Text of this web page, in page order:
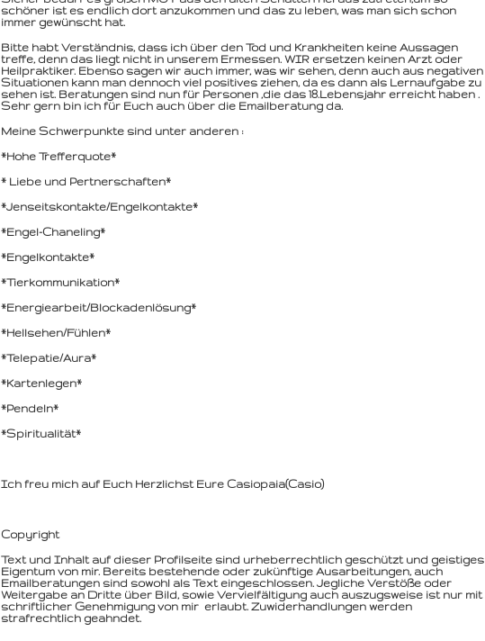
schöner ist es endlich dort anzukommen und das zu leben, was man sich schon
immer gewünscht hat.
Bitte habt Verständnis, dass ich über den Tod und Krankheiten keine Aussagen
treffe, denn das liegt nicht in unserem Ermessen. WIR ersetzen keinen Arzt oder
Heilpraktiker. Ebenso sagen wir auch immer, was wir sehen, denn auch aus negativen
Situationen kann man dennoch viel positives ziehen, da es dann als Lernaufgabe zu
sehen ist. Beratungen sind nun für Personen ,die das 18.Lebensjahr erreicht haben .
Sehr gern bin ich für Euch auch über die Emailberatung da.
Meine Schwerpunkte sind unter anderen :
*Hohe Trefferquote*
* Liebe und Pertnerschaften*
*Jenseitskontakte/Engelkontakte*
*Engel-Chaneling*
*Engelkontakte*
*Tierkommunikation*
*Energiearbeit/Blockadenlösung*
*Hellsehen/Fühlen*
*Telepatie/Aura*
*Kartenlegen*
*Pendeln*
*Spiritualität*
Ich freu mich auf Euch Herzlichst Eure Casiopaia(Casio)
Copyright
Text und Inhalt auf dieser Profilseite sind urheberrechtlich geschützt und geistiges
Eigentum von mir. Bereits bestehende oder zukünftige Ausarbeitungen, auch
Emailberatungen sind sowohl als Text eingeschlossen. Jegliche Verstöße oder
Weitergabe an Dritte über Bild, sowie Vervielfältigung auch auszugsweise ist nur mit
schriftlicher Genehmigung von mir erlaubt. Zuwiderhandlungen werden
strafrechtlich geahndet.